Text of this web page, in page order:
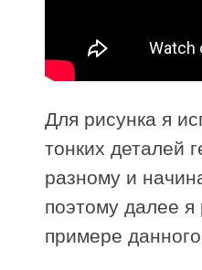
Для рисунка я
тонких деталей
разному и
поэтому далее я
примере